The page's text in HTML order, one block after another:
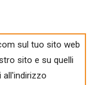
sul tuo sito web
sito e su quelli